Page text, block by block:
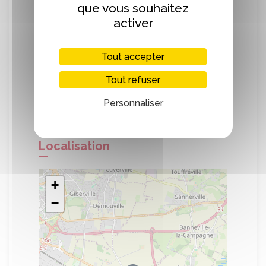
Normand sur les marchés suivants:
Le jeudi : Merville-Franceville
Le vendredi : Marché St Sauveur à Caen
Localisation
+
−
que vous souhaitez
activer
Tout accepter
Tout refuser
Personnaliser